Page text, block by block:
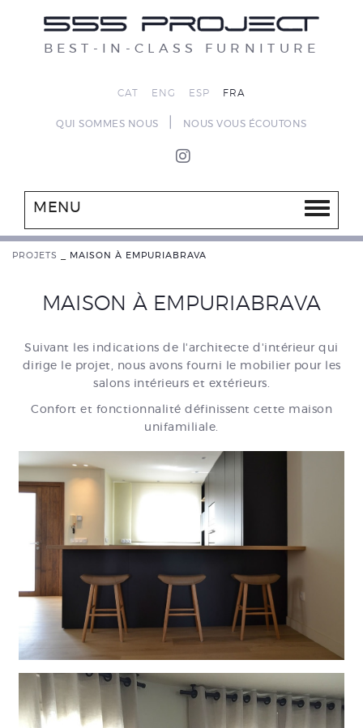
BEST-IN-CLASS FURNITURE
CAT ENG ESP FRA
QUI SOMMES NOUS NOUS VOUS ÉCOUTONS
MENU
PROJETS MAISON À EMPURIABRAVA
MAISON À EMPURIABRAVA
Suivant les indications de l'architecte d'intérieur qui
dirige le projet, nous avons fourni le mobilier pour les
salons intérieurs et extérieurs.
Confort et fonctionnalité définissent cette maison
unifamiliale.